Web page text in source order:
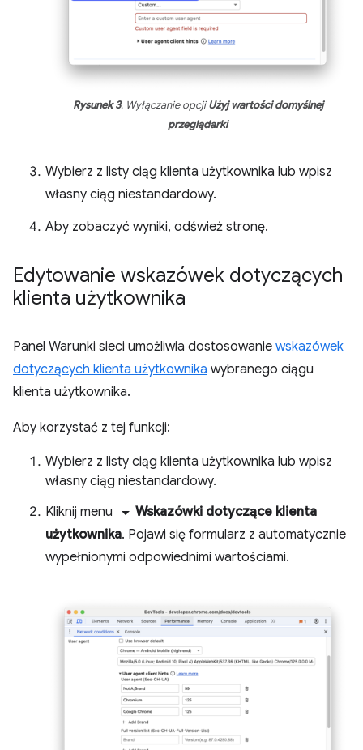
Rysunek 3. Wyłączanie opcjiUżyj wartości domyślnej
przeglądarki
Wybierz z listy ciąg klienta użytkownika lub wpisz
własny ciąg niestandardowy.
Aby zobaczyć wyniki, odśwież stronę.
Edytowanie wskazówek dotyczących
klienta użytkownika
Panel Warunki sieci umożliwia dostosowanie wskazówek
dotyczących klienta użytkownika wybranego ciągu
klienta użytkownika.
Aby korzystać z tej funkcji:
Wybierz z listy ciąg klienta użytkownika lub wpisz
własny ciąg niestandardowy.
Kliknij menu arrow_drop_down Wskazówki dotyczące klienta
użytkownika. Pojawi się formularz z automatycznie
wypełnionymi odpowiednimi wartościami.